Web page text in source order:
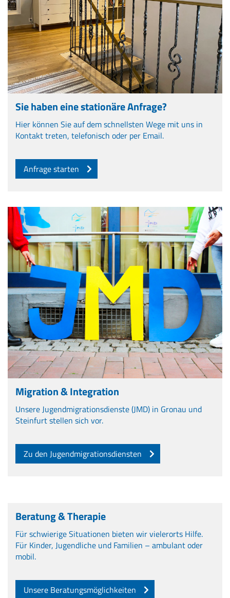
Sie haben eine stationäre Anfrage?
Hier können Sie auf dem schnellsten Wege mit uns in
Kontakt treten, telefonisch oder per Email.
Anfrage starten
Migration & Integration
Unsere Jugendmigrationsdienste (JMD) in Gronau und
Steinfurt stellen sich vor.
Zu den Jugendmigrationsdiensten
Beratung & Therapie
Für schwierige Situationen bieten wir vielerorts Hilfe.
Für Kinder, Jugendliche und Familien – ambulant oder
mobil.
Unsere Beratungsmöglichkeiten